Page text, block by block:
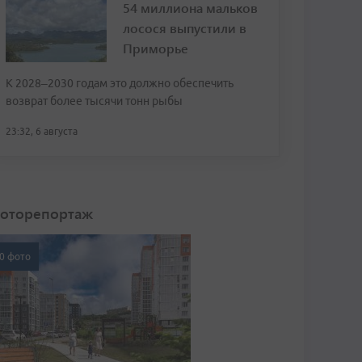
54 миллиона мальков
лосося выпустили в
Приморье
К 2028–2030 годам это должно обеспечить
возврат более тысячи тонн рыбы
23:32, 6 августа
фото